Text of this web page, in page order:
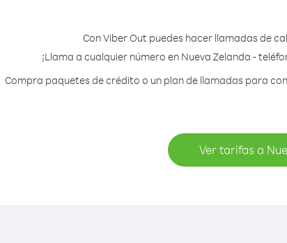
Con Viber Out puedes hacer llamadas de
¡Llama a cualquier número en Nueva Zelanda -
Compra paquetes de crédito o un plan de llamadas para
Ver tarifas a